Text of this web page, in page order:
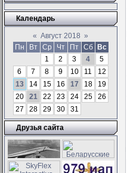
Календарь
« Август 2018 »
Пн
Вт Ср Чт Пт Сб
Вс
1
2 3 4
5
6
7 8 9 10 11
12
13
14 15 16 17 18
19
20
21 22 23 24 25
26
27
28 29 30 31
Друзья сайта